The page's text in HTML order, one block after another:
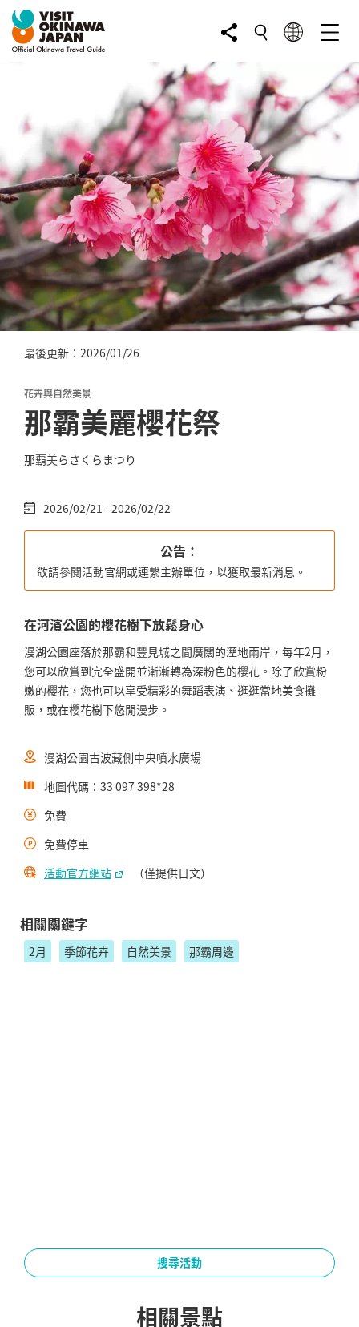
最後更新：2026/01/26
花卉與自然美景
那霸美麗櫻花祭
那覇美らさくらまつり
2026/02/21 - 2026/02/22
公告：
敬請參閱活動官網或連繫主辦單位，以獲取最新消息。
在河濱公園的櫻花樹下放鬆身心
漫湖公園座落於那霸和豐見城之間廣闊的溼地兩岸，每年2月，
您可以欣賞到完全盛開並漸漸轉為深粉色的櫻花。除了欣賞粉
嫩的櫻花，您也可以享受精彩的舞蹈表演、逛逛當地美食攤
販，或在櫻花樹下悠閒漫步。
漫湖公園古波藏側中央噴水廣場
地圖代碼：33 097 398*28
免費
免費停車
活動官方網站
（僅提供日文）
相關關鍵字
2月 季節花卉 自然美景 那霸周邊
搜尋活動
相關景點